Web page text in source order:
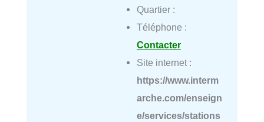
Quartier :
Téléphone :
Contacter
Site internet :
https://www.interm
arche.com/enseign
e/services/stations